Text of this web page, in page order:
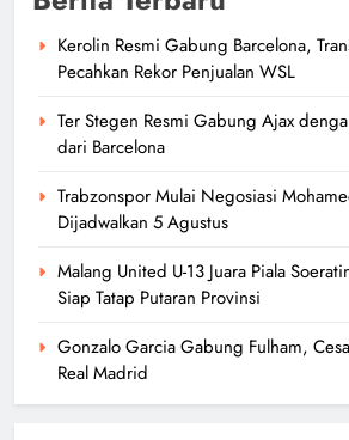
Kerolin Resmi Gabung Barcelona,
Pecahkan Rekor Penjualan WSL
Ter Stegen Resmi Gabung Ajax
dari Barcelona
Trabzonspor Mulai Negosiasi
Dijadwalkan 5 Agustus
Malang United U-13 Juara Piala
Siap Tatap Putaran Provinsi
Gonzalo Garcia Gabung Fulham,
Real Madrid